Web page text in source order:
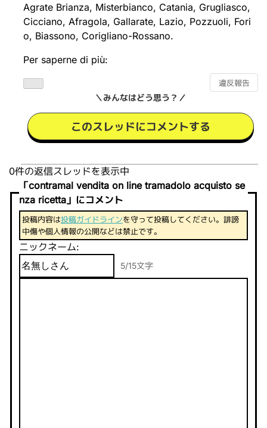
Agrate Brianza, Misterbianco, Catania, Grugliasco,
Cicciano, Afragola, Gallarate, Lazio, Pozzuoli, Fori
o, Biassono, Corigliano-Rossano.
Per saperne di più:
違反報告
＼みんなはどう思う？／
このスレッドにコメントする
0件の返信スレッドを表示中
「contramal vendita on line tramadolo acquisto se
nza ricetta」にコメント
投稿内容は投稿ガイドラインを守って投稿してください。誹謗
中傷や個人情報の公開などは禁止です。
ニックネーム:
5/15文字